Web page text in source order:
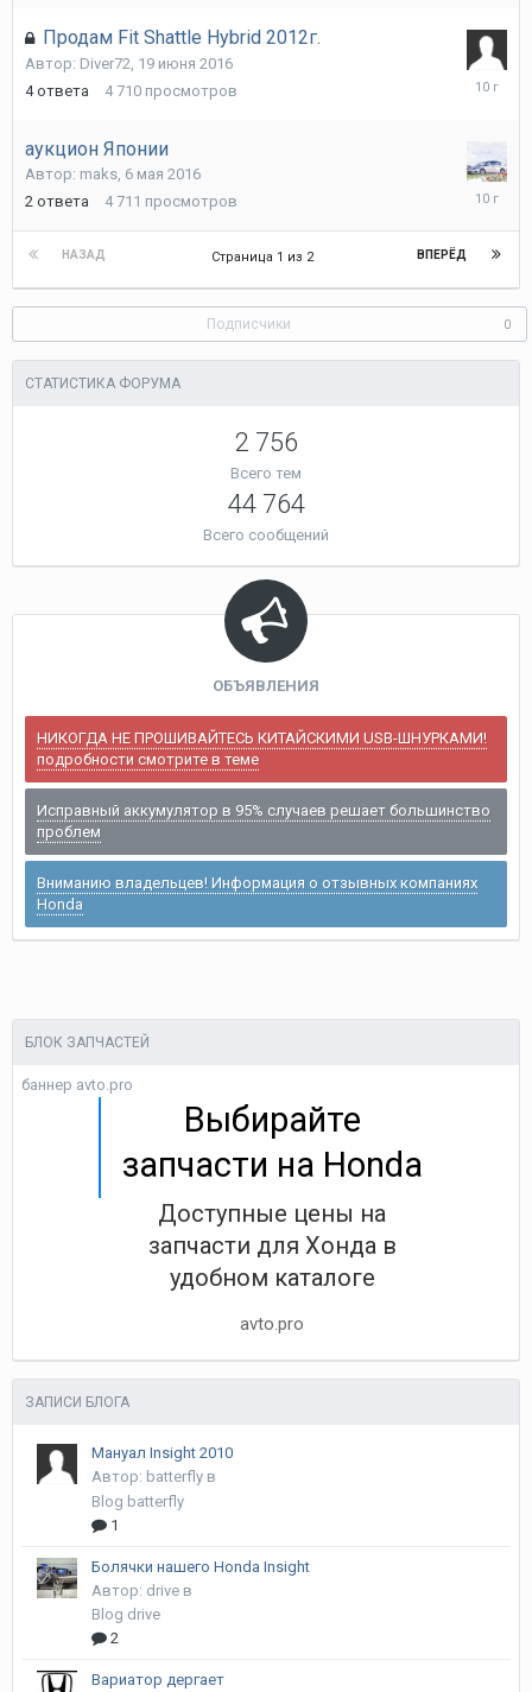
Продам Fit Shattle Hybrid 2012г.
Автор: Diver72, 19 июня 2016
4 ответа 4 710 просмотров
30
аукцион Японии
Автор: maks, 6 мая 2016
2 ответа 4 711 просмотров
2016
НАЗАД ВПЕРЁД
Страница 1 из 2
Подписчики 0
СТАТИСТИКА ФОРУМА
2 756
Всего тем
44 764
Всего сообщений
ОБЪЯВЛЕНИЯ
НИКОГДА НЕ ПРОШИВАЙТЕСЬ КИТАЙСКИМИ USB-ШНУРКАМИ!
подробности смотрите в теме
Исправный аккумулятор в 95% случаев решает большинство
проблем
Вниманию владельцев! Информация о отзывных компаниях
Honda
БЛОК ЗАПЧАСТЕЙ
баннер avto.pro
Выбирайте
запчасти на Honda
Доступные цены на
запчасти для Хонда в
удобном каталоге
avto.pro
ЗАПИСИ БЛОГА
Мануал Insight 2010
Автор: batterfly в
Blog batterfly
1
Болячки нашего Honda Insight
Автор: drive в
Blog drive
2
Вариатор дергает